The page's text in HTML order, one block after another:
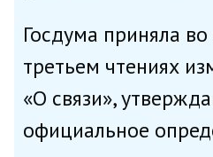
Госдума приняла
третьем чтениях
«О связи»,
официальное